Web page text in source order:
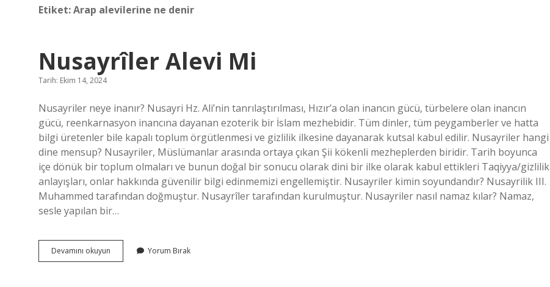
Etiket:Arap alevilerine ne denir
Nusayrîler Alevi Mi
Tarih: Ekim 14, 2024
Nusayriler neye inanır? Nusayri Hz. Ali’nin tanrılaştırılması, Hızır’a olan inancın gücü, türbelere olan inancın
gücü, reenkarnasyon inancına dayanan ezoterik bir İslam mezhebidir. Tüm dinler, tüm peygamberler ve hatta
bilgi üretenler bile kapalı toplum örgütlenmesi ve gizlilik ilkesine dayanarak kutsal kabul edilir. Nusayriler hangi
dine mensup? Nusayriler, Müslümanlar arasında ortaya çıkan Şii kökenli mezheplerden biridir. Tarih boyunca
içe dönük bir toplum olmaları ve bunun doğal bir sonucu olarak dini bir ilke olarak kabul ettikleri Taqiyya/gizlilik
anlayışları, onlar hakkında güvenilir bilgi edinmemizi engellemiştir. Nusayriler kimin soyundandır? Nusayrilik III.
Muhammed tarafından doğmuştur. Nusayrîler tarafından kurulmuştur. Nusayriler nasıl namaz kılar? Namaz,
sesle yapılan bir…
Devamını okuyun Nusayrîler
Alevi
Yorum Bırak